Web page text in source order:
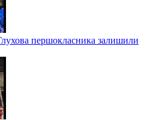
першокласника залишили